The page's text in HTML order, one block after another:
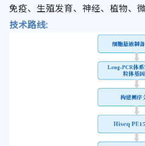
免疫、生殖发育、神经、植物、
技术路线: